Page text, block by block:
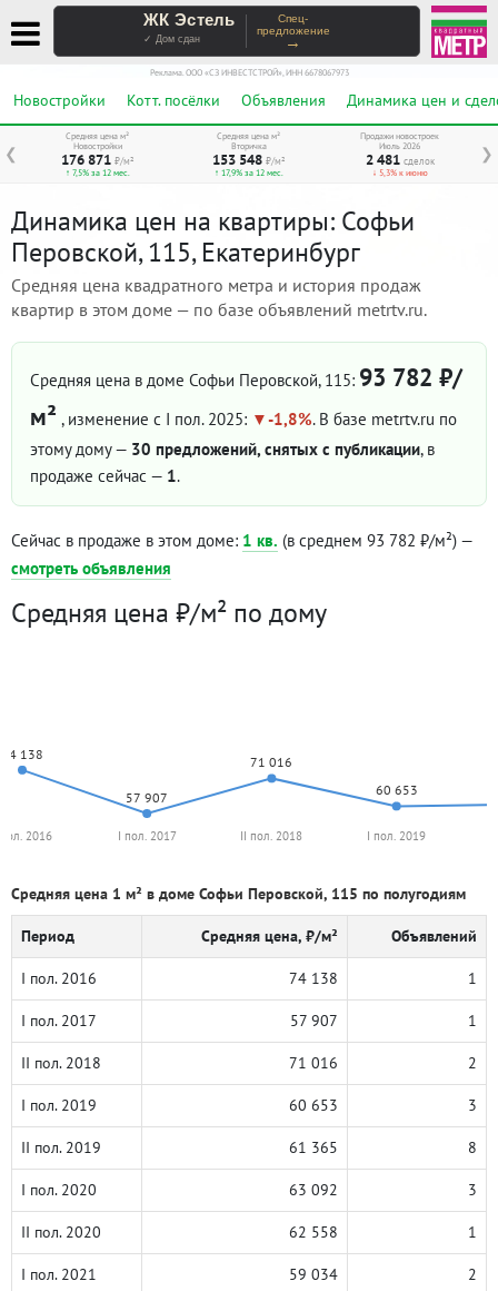
ЖК Эстель
✓ Дом сдан
Спец-
предложение
→
Реклама. ООО «СЗ ИНВЕСТСТРОЙ», ИНН 6678067973
Новостройки Котт. посёлки Объявления Динамика цен и
❮ ❯
Средняя цена м²
Новостройки
176 871 ₽/м²
↑ 7,5% за 12 мес.
Средняя цена м²
Вторичка
153 548 ₽/м²
↑ 17,9% за 12 мес.
Продажи новостроек
Июль 2026
2 481 сделок
↓ 5,3% к июню
Динамика цен на квартиры: Софьи
Перовской, 115, Екатеринбург
Средняя цена квадратного метра и история продаж
квартир в этом доме — по базе объявлений metrtv.ru.
Средняя цена в доме Софьи Перовской, 115: 93 782 ₽/
м² , изменение с I пол. 2025: -1,8%. В базе metrtv.ru по
этому дому — 30 предложений, снятых с публикации, в
продаже сейчас — 1.
Сейчас в продаже в этом доме: 1 кв. (в среднем 93 782 ₽/м²) —
смотреть объявления
Средняя цена ₽/м² по дому
74 138
57 907
71 016
60 653
2016 I пол. 2017 II пол. 2018 I пол. 2019
Средняя цена 1 м² в доме Софьи Перовской, 115 по полугодиям
Период Средняя цена, ₽/м² Объявлений
I пол. 2016 74 138 1
I пол. 2017 57 907 1
II пол. 2018 71 016 2
I пол. 2019 60 653 3
II пол. 2019 61 365 8
I пол. 2020 63 092 3
II пол. 2020 62 558 1
I пол. 2021 59 034 2